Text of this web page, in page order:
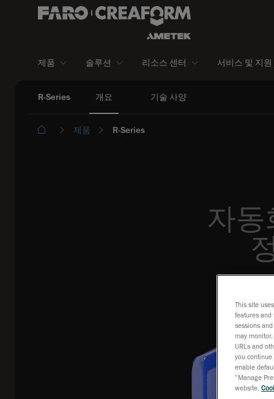
제품 솔루션 리소스 센터 서비스 및 지원
R-Series 개요 기술 사양
제품 R-Series
자
This site
features and
sessions
may
URLs and
you continue
enable
“Manage
website,